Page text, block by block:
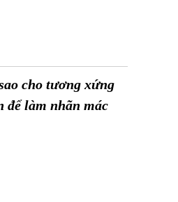
cho tương xứng
để làm nhãn mác